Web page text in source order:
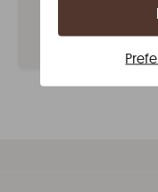
Nova de Gaia. É
panorâmicas sobre